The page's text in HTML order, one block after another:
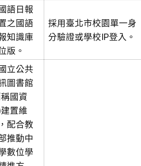
語日報
之國語
知識庫
版。
採用臺北市校園單一身
分驗證或學校IP登入。
立公共
圖書館
國資
置維
配合教
推動中
數位學